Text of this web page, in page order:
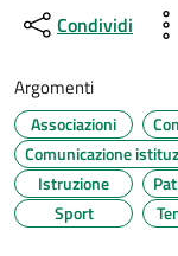
Condividi
Argomenti
Associazioni
Comunicazione
Istruzione
Sport